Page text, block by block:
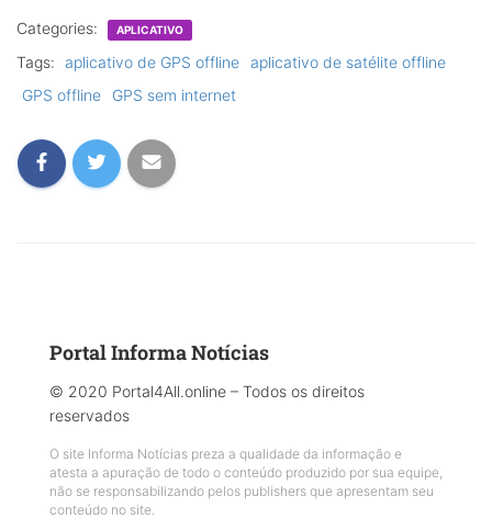
Categories: APLICATIVO
Tags: aplicativo de GPS offline aplicativo de satélite offline
GPS offline
GPS sem internet
Portal Informa Notícias
© 2020 Portal4All.online – Todos os direitos
reservados
O site Informa Notícias preza a qualidade da informação e
atesta a apuração de todo o conteúdo produzido por sua equipe,
não se responsabilizando pelos publishers que apresentam seu
conteúdo no site.